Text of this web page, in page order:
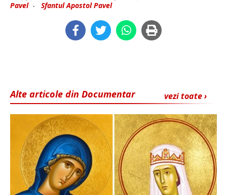
Pavel- Sfantul Apostol Pavel
vezi toate ›
Alte articole din Documentar